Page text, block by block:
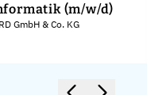
(m/w/d)
GmbH & Co. KG